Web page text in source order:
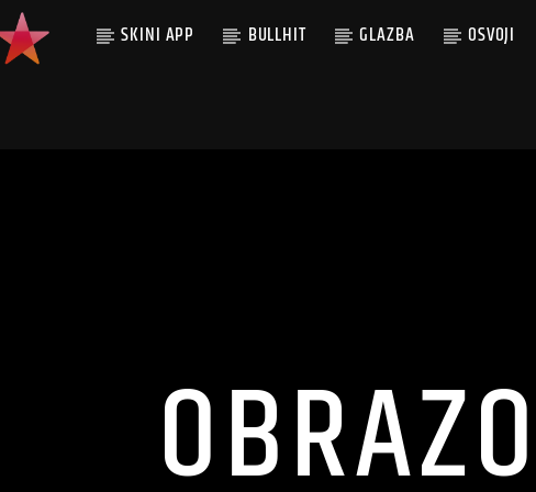
SKINI APP BULLHIT GLAZBA OSVOJI